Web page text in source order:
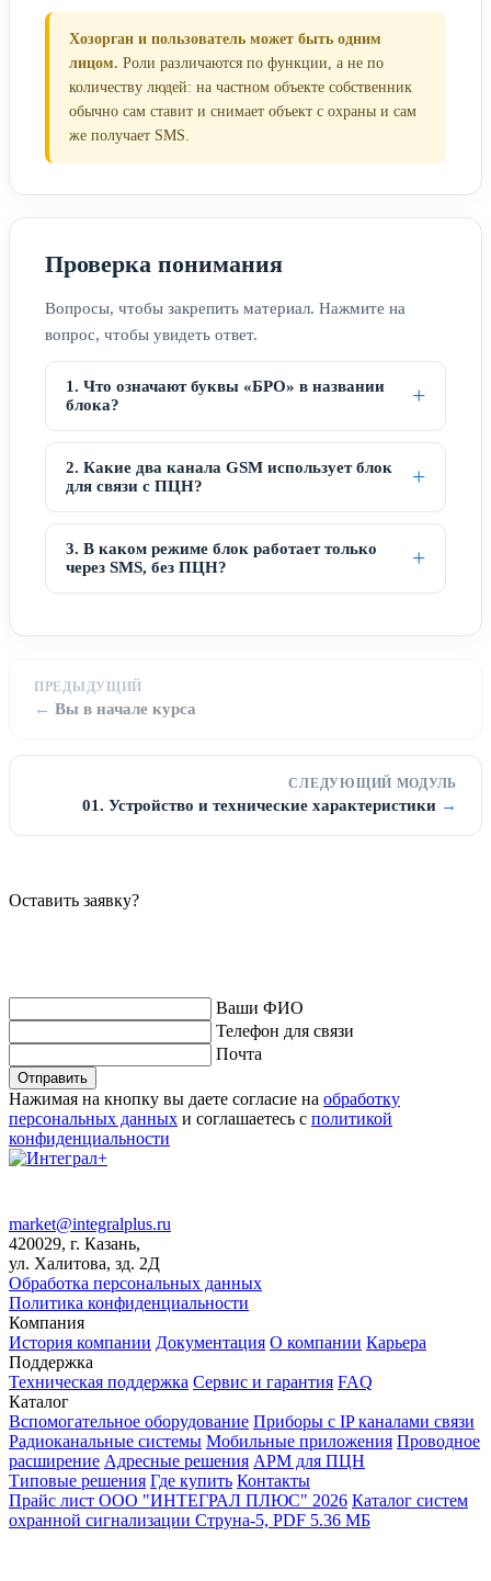
Хозорган и пользователь может быть одним
лицом. Роли различаются по функции, а не по
количеству людей: на частном объекте собственник
обычно сам ставит и снимает объект с охраны и сам
же получает SMS.
Проверка понимания
Вопросы, чтобы закрепить материал. Нажмите на
вопрос, чтобы увидеть ответ.
1. Что означают буквы «БРО» в названии
блока?
2. Какие два канала GSM использует блок
для связи с ПЦН?
3. В каком режиме блок работает только
через SMS, без ПЦН?
ПРЕДЫДУЩИЙ
Вы в начале курса
СЛЕДУЮЩИЙ МОДУЛЬ
01. Устройство и технические характеристики
Оставить заявку?
Ваши ФИО
Телефон для связи
Почта
Нажимая на кнопку вы даете согласие на обработку
персональных данных и соглашаетесь с политикой
конфиденциальности
market@integralplus.ru
420029, г. Казань,
ул. Халитова, зд. 2Д
Обработка персональных данных
Политика конфиденциальности
Компания
История компании Документация О компании Карьера
Поддержка
Техническая поддержка Сервис и гарантия FAQ
Каталог
Вспомогательное оборудование Приборы с IP каналами связи
Радиоканальные системы Мобильные приложения Проводное
расширение Адресные решения АРМ для ПЦН
Типовые решения Где купить Контакты
Прайс лист ООО "ИНТЕГРАЛ ПЛЮС" 2026 Каталог систем
охранной сигнализации Струна-5, PDF 5.36 МБ